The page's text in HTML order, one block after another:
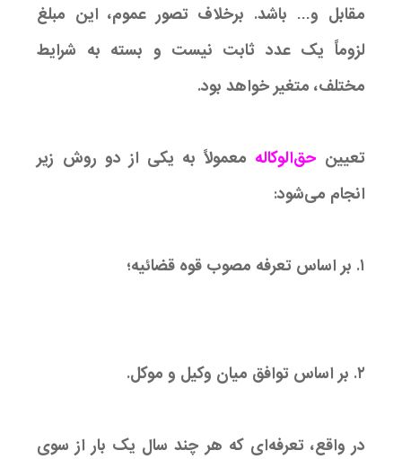
مقابل و… باشد. برخلاف تصور عموم، این مبلغ
لزوماً یک عدد ثابت نیست و بسته به شرایط
مختلف، متغیر خواهد بود.
تعیینحق‌الوکاله معمولاً به یکی از دو روش زیر
انجام می‌شود:
۱. بر اساس تعرفه مصوب قوه قضائیه؛
۲. بر اساس توافق میان وکیل و موکل.
در واقع، تعرفه‌ای که هر چند سال یک بار از سوی